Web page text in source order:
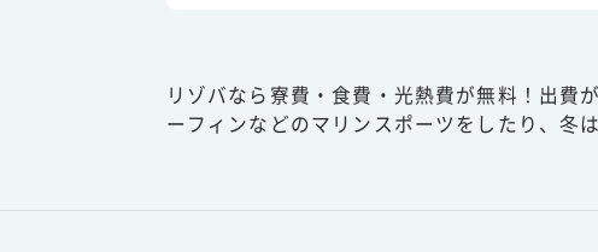
リゾバなら寮費・食費・光熱費が無料！出費
ーフィンなどのマリンスポーツをしたり、冬